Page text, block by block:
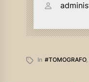
In #TOMOGRAFO,